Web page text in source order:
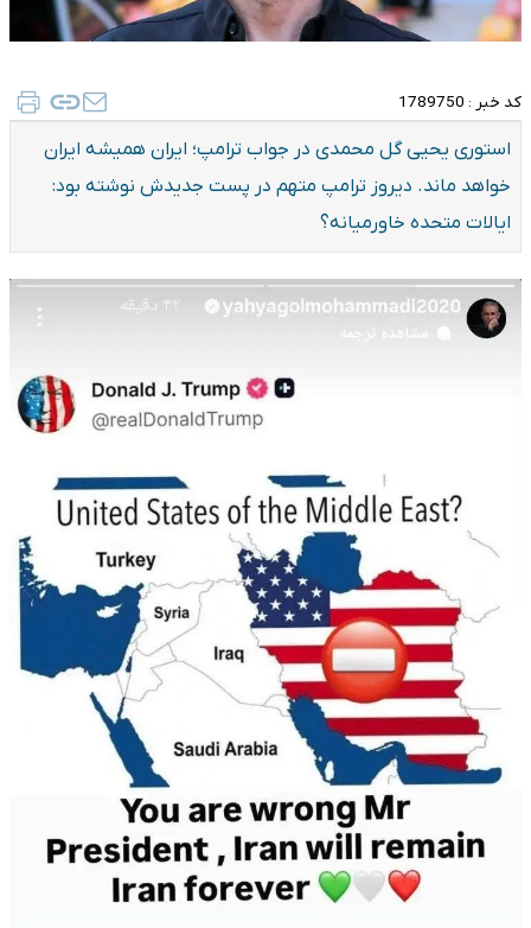
کد خبر : 1789750
استوری یحیی گل محمدی در جواب ترامپ؛ ایران همیشه ایران
خواهد ماند. دیروز ترامپ متهم در پست جدیدش نوشته بود:
ایالات متحده خاورمیانه؟